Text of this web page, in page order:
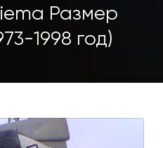
Размер
1998 год)